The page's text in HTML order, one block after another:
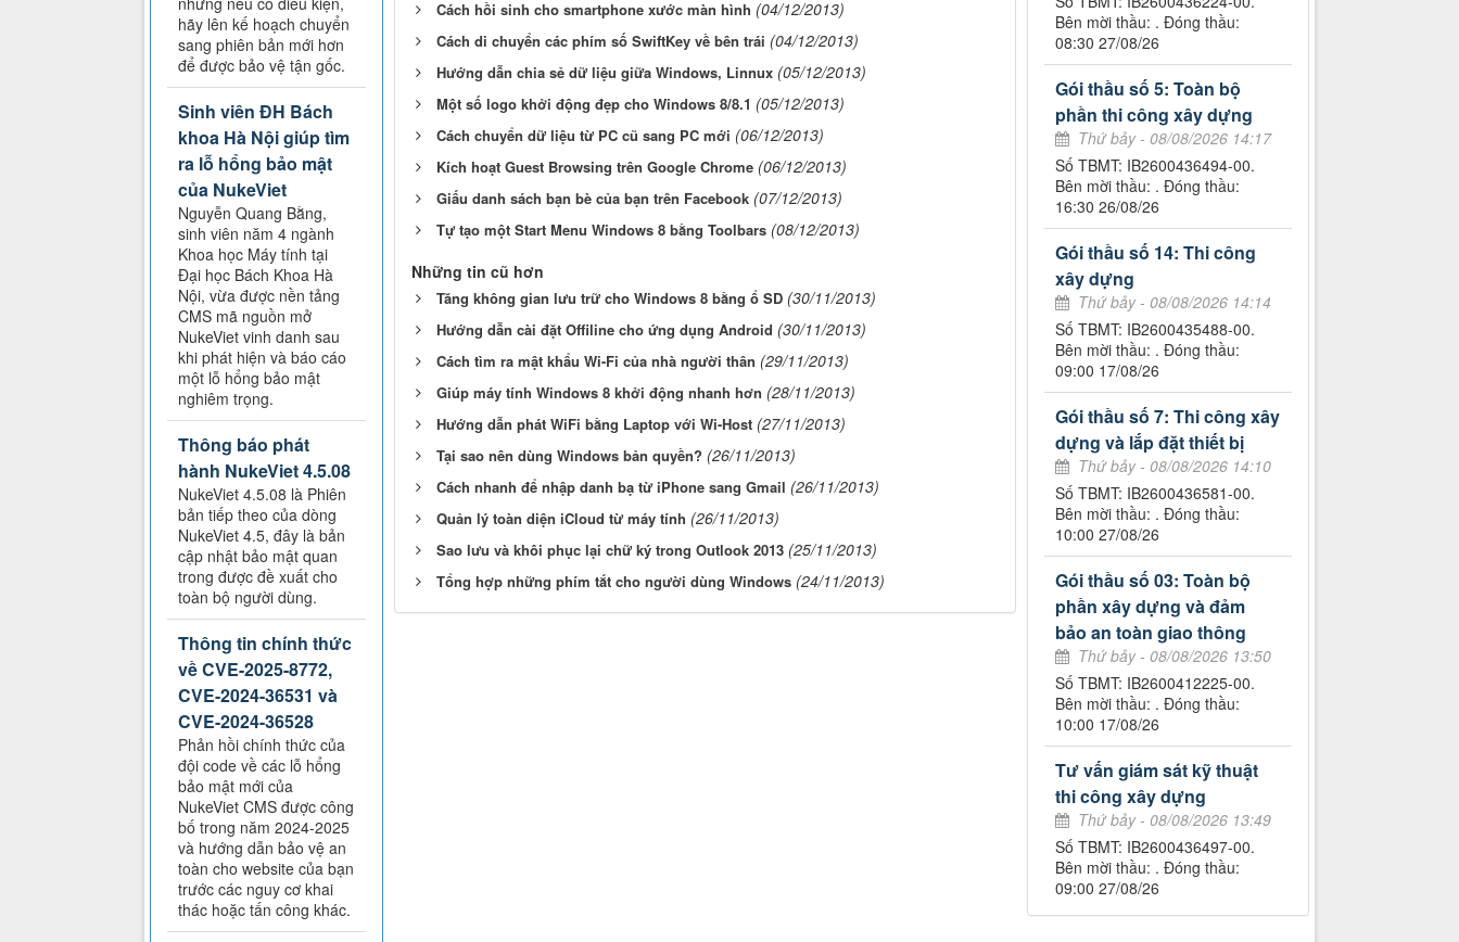
Cách hồi sinh cho smartphone xước màn hình (04/12/2013)
Cách di chuyển các phím số SwiftKey về bên trái (04/12/2013)
Hướng dẫn chia sẻ dữ liệu giữa Windows, Linnux (05/12/2013)
Một số logo khởi động đẹp cho Windows 8/8.1 (05/12/2013)
Cách chuyển dữ liệu từ PC cũ sang PC mới (06/12/2013)
Kích hoạt Guest Browsing trên Google Chrome (06/12/2013)
Giấu danh sách bạn bè của bạn trên Facebook (07/12/2013)
Tự tạo một Start Menu Windows 8 bằng Toolbars (08/12/2013)
Những tin cũ hơn
Tăng không gian lưu trữ cho Windows 8 bằng ổ SD (30/11/2013)
Hướng dẫn cài đặt Offiline cho ứng dụng Android (30/11/2013)
Cách tìm ra mật khẩu Wi-Fi của nhà người thân (29/11/2013)
Giúp máy tính Windows 8 khởi động nhanh hơn (28/11/2013)
Hướng dẫn phát WiFi bằng Laptop với Wi-Host (27/11/2013)
Tại sao nên dùng Windows bản quyền? (26/11/2013)
Cách nhanh để nhập danh bạ từ iPhone sang Gmail (26/11/2013)
Quản lý toàn diện iCloud từ máy tính (26/11/2013)
Sao lưu và khôi phục lại chữ ký trong Outlook 2013 (25/11/2013)
Tổng hợp những phím tắt cho người dùng Windows (24/11/2013)
Bên mời thầu: . Đóng thầu:
08:30 27/08/26
Gói thầu số 5: Toàn bộ
phần thi công xây dựng
Thứ bảy - 08/08/2026 14:17
Số TBMT: IB2600436494-00.
Bên mời thầu: . Đóng thầu:
16:30 26/08/26
Gói thầu số 14: Thi công
xây dựng
Thứ bảy - 08/08/2026 14:14
Số TBMT: IB2600435488-00.
Bên mời thầu: . Đóng thầu:
09:00 17/08/26
Gói thầu số 7: Thi công xây
dựng và lắp đặt thiết bị
Thứ bảy - 08/08/2026 14:10
Số TBMT: IB2600436581-00.
Bên mời thầu: . Đóng thầu:
10:00 27/08/26
Gói thầu số 03: Toàn bộ
phần xây dựng và đảm
bảo an toàn giao thông
Thứ bảy - 08/08/2026 13:50
Số TBMT: IB2600412225-00.
Bên mời thầu: . Đóng thầu:
10:00 17/08/26
Tư vấn giám sát kỹ thuật
thi công xây dựng
Thứ bảy - 08/08/2026 13:49
Số TBMT: IB2600436497-00.
Bên mời thầu: . Đóng thầu:
09:00 27/08/26
hãy lên kế hoạch chuyển
sang phiên bản mới hơn
để được bảo vệ tận gốc.
Sinh viên ĐH Bách
khoa Hà Nội giúp tìm
ra lỗ hổng bảo mật
của NukeViet
Nguyễn Quang Bằng,
sinh viên năm 4 ngành
Khoa học Máy tính tại
Đại học Bách Khoa Hà
Nội, vừa được nền tảng
CMS mã nguồn mở
NukeViet vinh danh sau
khi phát hiện và báo cáo
một lỗ hổng bảo mật
nghiêm trọng.
Thông báo phát
hành NukeViet 4.5.08
NukeViet 4.5.08 là Phiên
bản tiếp theo của dòng
NukeViet 4.5, đây là bản
cập nhật bảo mật quan
trong được đề xuất cho
toàn bộ người dùng.
Thông tin chính thức
về CVE-2025-8772,
CVE-2024-36531 và
CVE-2024-36528
Phản hồi chính thức của
đội code về các lỗ hổng
bảo mật mới của
NukeViet CMS được công
bố trong năm 2024-2025
và hướng dẫn bảo vệ an
toàn cho website của bạn
trước các nguy cơ khai
thác hoặc tấn công khác.